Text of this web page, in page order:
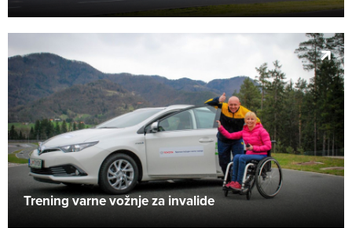
Trening varne vožnje za invalide